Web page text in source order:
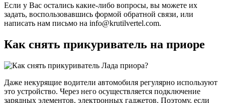
Если у Вас остались какие-либо вопросы, вы можете их
задать, воспользовавшись формой обратной связи, или
написать нам письмо на info@krutilvertel.com.
Как снять прикуриватель на приоре
Даже некурящие водители автомобиля регулярно используют
это устройство. Через него осуществляется подключение
зарядных элементов, электронных гаджетов. Поэтому, если